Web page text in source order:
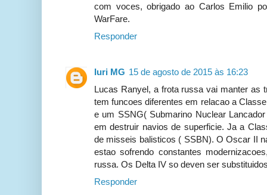
com voces, obrigado ao Carlos Emilio
WarFare.
Responder
Iuri MG 15 de agosto de 2015 às 16:23
Lucas Ranyel, a frota russa vai manter
tem funcoes diferentes em relacao a
e um SSNG( Submarino Nuclear
em destruir navios de superficie. Ja a
de misseis balisticos ( SSBN). O Oscar II
estao sofrendo constantes
russa. Os Delta IV so deven ser
Responder